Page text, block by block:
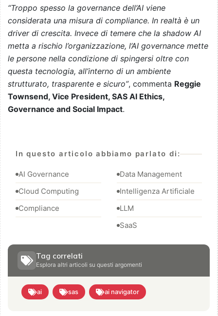
“Troppo spesso la governance dell’AI viene
considerata una misura di compliance. In realtà è un
driver di crescita. Invece di temere che la shadow AI
metta a rischio l’organizzazione, l’AI governance mette
le persone nella condizione di spingersi oltre con
questa tecnologia, all’interno di un ambiente
strutturato, trasparente e sicuro”, commenta Reggie
Townsend, Vice President, SAS AI Ethics,
Governance and Social Impact.
In questo articolo abbiamo parlato di:
AI Governance
Cloud Computing
Compliance
Data Management
Intelligenza Artificiale
LLM
SaaS
Tag correlati
Esplora altri articoli su questi argomenti
ai sas ai navigator